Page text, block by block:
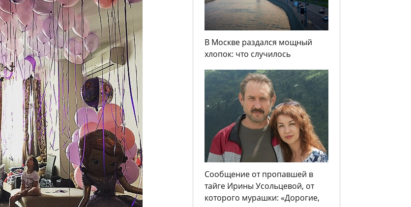
В Москве раздался мощный
хлопок: что случилось
Сообщение от пропавшей в
тайге Ирины Усольцевой, от
которого мурашки: «Дорогие,